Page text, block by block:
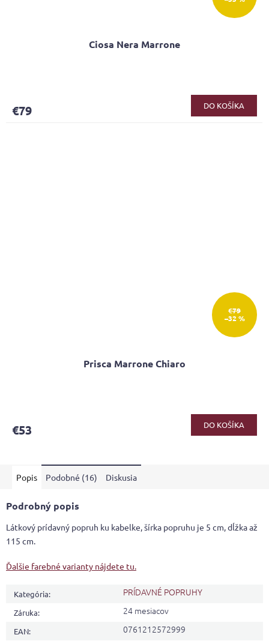
Ciosa Nera Marrone
€79 DO KOŠÍKA
€79
–32 %
Prisca Marrone Chiaro
je
hviezdičiek.
€53 DO KOŠÍKA
Popis Podobné (16) Diskusia
Podrobný popis
Látkový prídavný popruh ku kabelke, šírka popruhu je 5 cm, dĺžka až
115 cm.
Ďalšie farebné varianty nájdete tu.
Kategória: PRÍDAVNÉ POPRUHY
Záruka: 24 mesiacov
EAN: 0761212572999